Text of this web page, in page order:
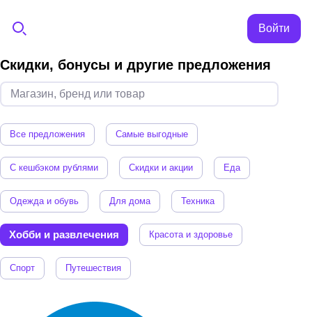
Войти
Скидки, бонусы и другие предложения
Все предложения Самые выгодные
С кешбэком рублями Скидки и акции Еда
Одежда и обувь Для дома Техника
Хобби и развлечения Красота и здоровье
Спорт Путешествия